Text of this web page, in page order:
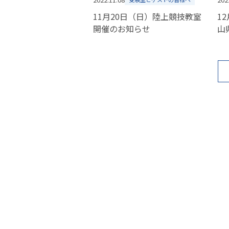
11月20日（日）陸上競技教室
開催のお知らせ
山県